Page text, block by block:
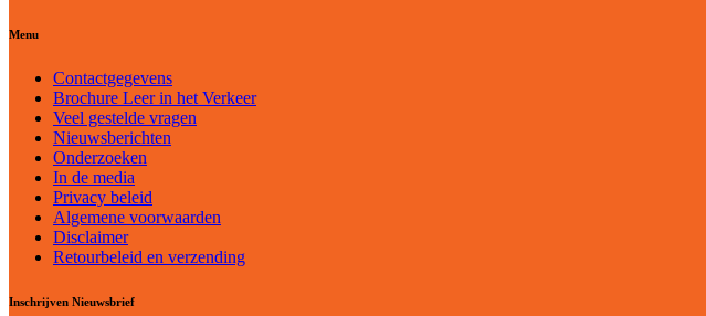
Menu
Contactgegevens
Brochure Leer in het Verkeer
Veel gestelde vragen
Nieuwsberichten
Onderzoeken
In de media
Privacy beleid
Algemene voorwaarden
Disclaimer
Retourbeleid en verzending
Inschrijven Nieuwsbrief